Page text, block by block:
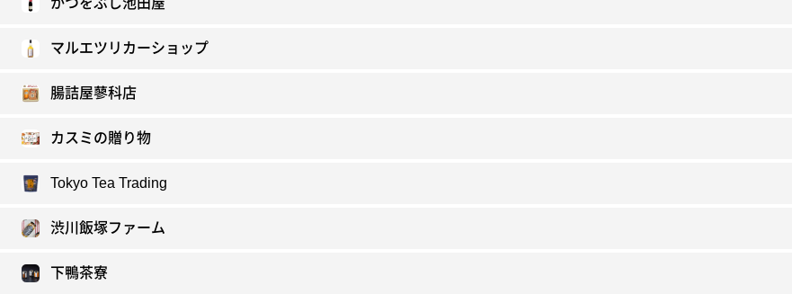
かつをぶし池田屋
マルエツリカーショップ
腸詰屋蓼科店
カスミの贈り物
Tokyo Tea Trading
渋川飯塚ファーム
下鴨茶寮